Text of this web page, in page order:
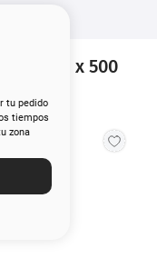
tu pedido
tiempos
zona
x 500